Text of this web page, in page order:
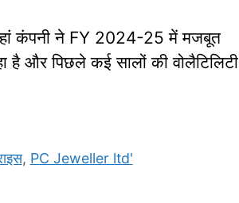
कंपनी ने FY 2024-25 में मजबूत
है और पिछले कई सालों की वोलैटिलिटी
, PC Jeweller ltd'